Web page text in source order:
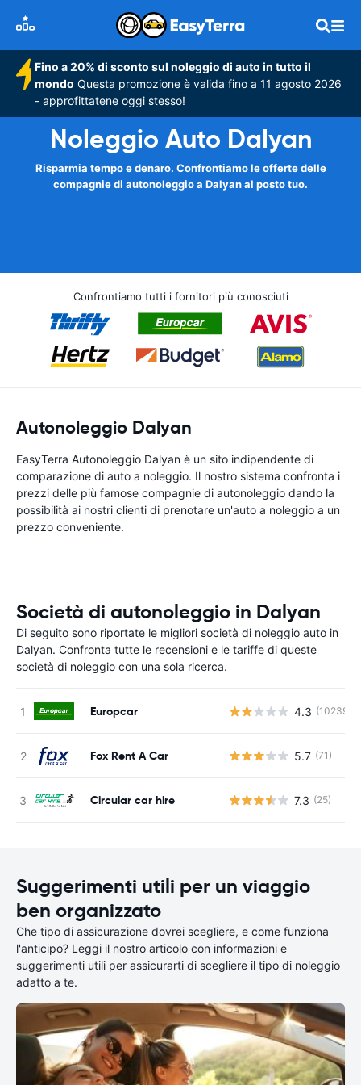
Fino a 20% di sconto sul noleggio di auto in tutto il
mondo Questa promozione è valida fino a 11 agosto 2026
- approfittatene oggi stesso!
Noleggio Auto Dalyan
Risparmia tempo e denaro. Confrontiamo le offerte delle
compagnie di autonoleggio a Dalyan al posto tuo.
Confrontiamo tutti i fornitori più conosciuti
Autonoleggio Dalyan
EasyTerra Autonoleggio Dalyan è un sito indipendente di
comparazione di auto a noleggio. Il nostro sistema confronta i
prezzi delle più famose compagnie di autonoleggio dando la
possibilità ai nostri clienti di prenotare un'auto a noleggio a un
prezzo conveniente.
Società di autonoleggio in Dalyan
Di seguito sono riportate le migliori società di noleggio auto in
Dalyan. Confronta tutte le recensioni e le tariffe di queste
società di noleggio con una sola ricerca.
Europcar 4.3 (10239)
Fox Rent A Car 5.7 (71)
Circular car hire 7.3 (25)
Suggerimenti utili per un viaggio
ben organizzato
Che tipo di assicurazione dovrei scegliere, e come funziona
l'anticipo? Leggi il nostro articolo con informazioni e
suggerimenti utili per assicurarti di scegliere il tipo di noleggio
adatto a te.